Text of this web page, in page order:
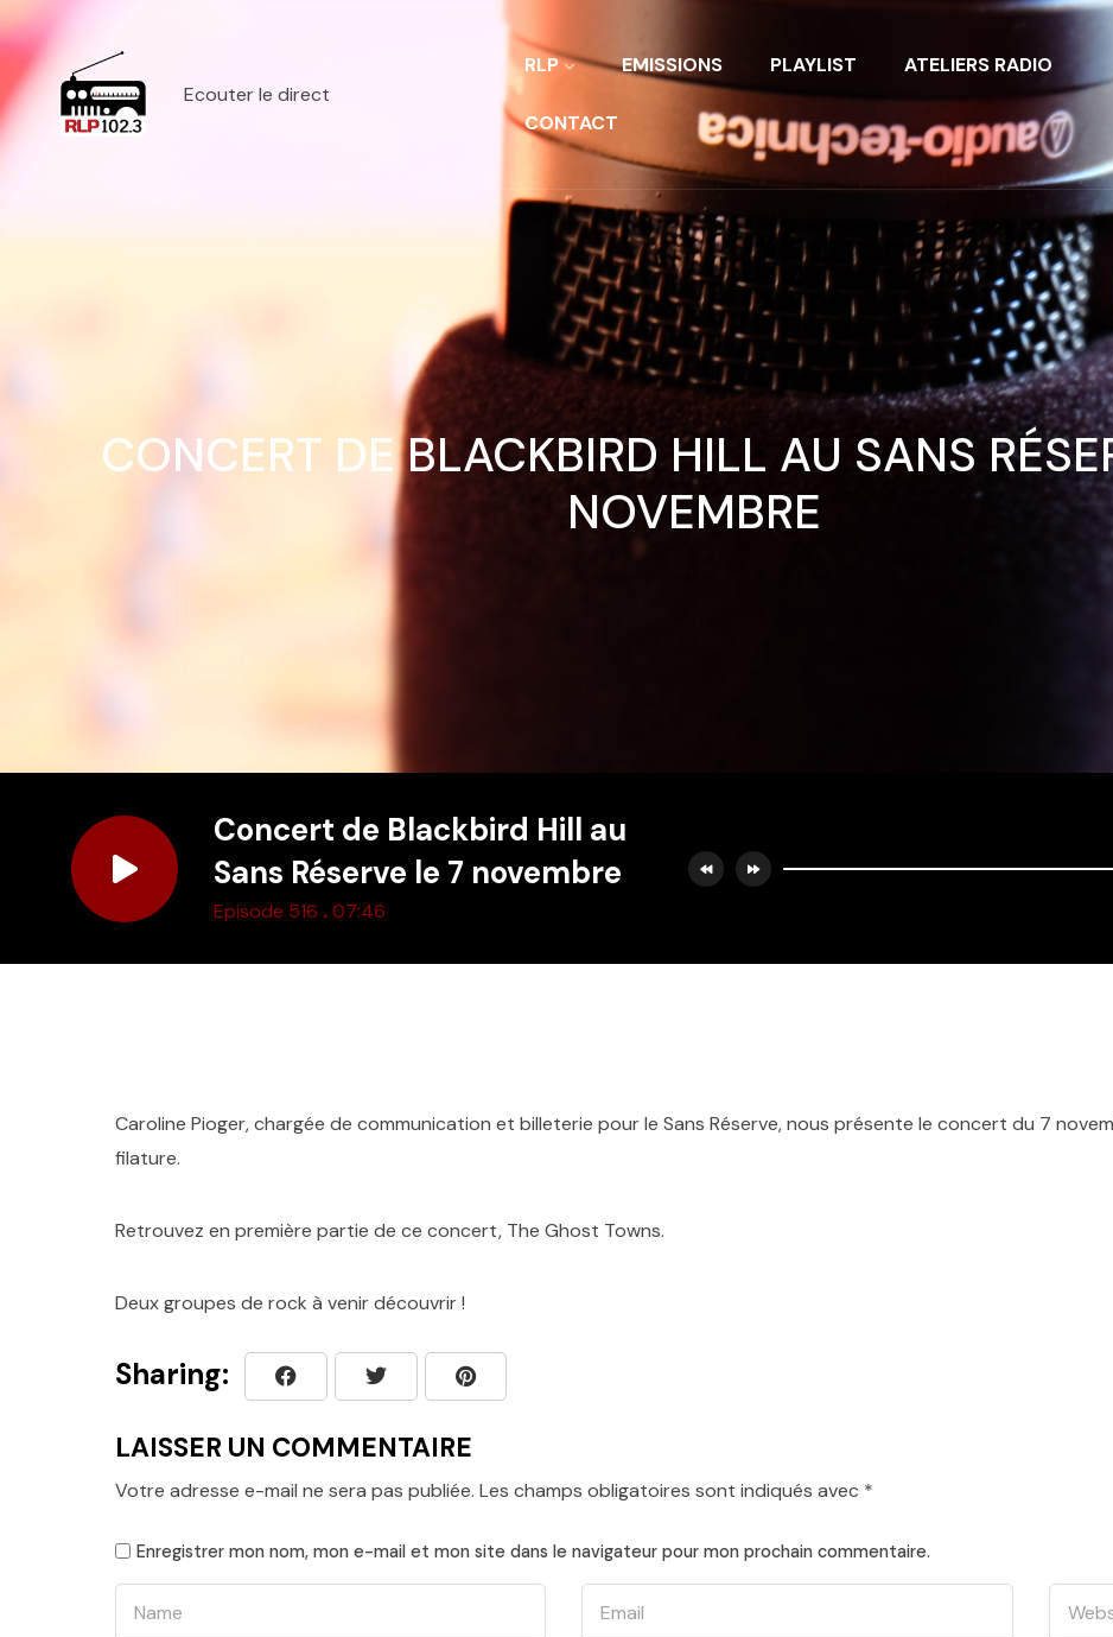
Ecouter le direct
RLP EMISSIONS PLAYLIST ATELIERS RADIO
CONTACT
CONCERT DE BLACKBIRD HILL AU SANS
NOVEMBRE
Concert de Blackbird Hill au
Sans Réserve le 7 novembre
Episode 516 .07:46
Caroline Pioger, chargée de communication et billeterie pour le Sans Réserve, nous présente le concert du 7
filature.
Retrouvez en première partie de ce concert, The Ghost Towns.
Deux groupes de rock à venir découvrir !
Sharing:
LAISSER UN COMMENTAIRE
Votre adresse e-mail ne sera pas publiée. Les champs obligatoires sont indiqués avec *
Enregistrer mon nom, mon e-mail et mon site dans le navigateur pour mon prochain commentaire.